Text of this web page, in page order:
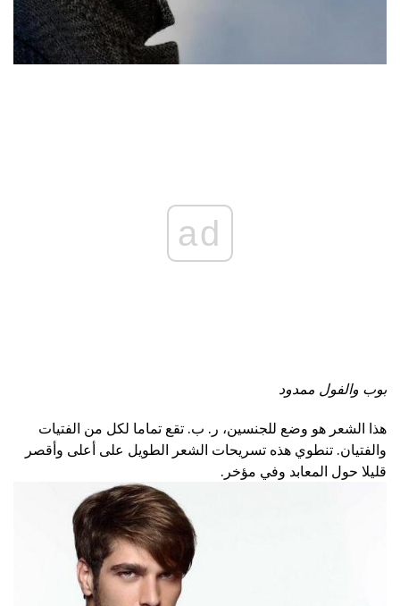
ad
بوب والفول ممدود
هذا الشعر هو وضع للجنسين، ر. ب. تقع تماما لكل من الفتيات
والفتيان. تنطوي هذه تسريحات الشعر الطويل على أعلى وأقصر
قليلا حول المعابد وفي مؤخر.